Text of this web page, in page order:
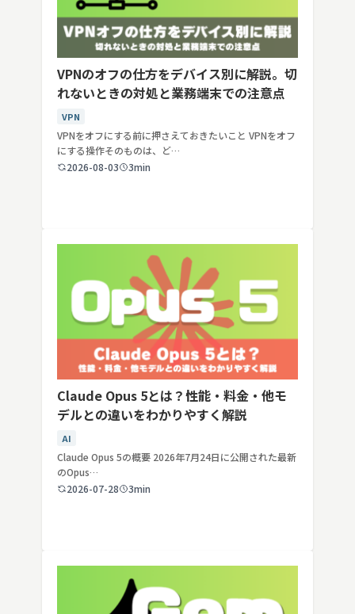
VPNのオフの仕方をデバイス別に解説。切
れないときの対処と業務端末での注意点
VPN
VPNをオフにする前に押さえておきたいこと VPNをオフ
にする操作そのものは、ど…
2026-08-03
3min
Claude Opus 5とは？性能・料金・他モ
デルとの違いをわかりやすく解説
AI
Claude Opus 5の概要 2026年7月24日に公開された最新
のOpus…
2026-07-28
3min